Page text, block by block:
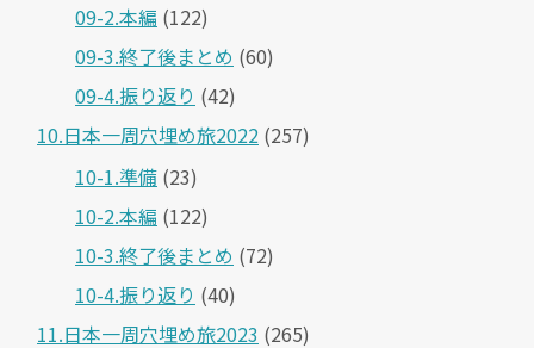
09-2.本編 (122)
09-3.終了後まとめ (60)
09-4.振り返り (42)
10.日本一周穴埋め旅2022 (257)
10-1.準備 (23)
10-2.本編 (122)
10-3.終了後まとめ (72)
10-4.振り返り (40)
11.日本一周穴埋め旅2023 (265)